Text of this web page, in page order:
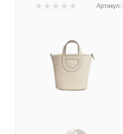
Артикул: